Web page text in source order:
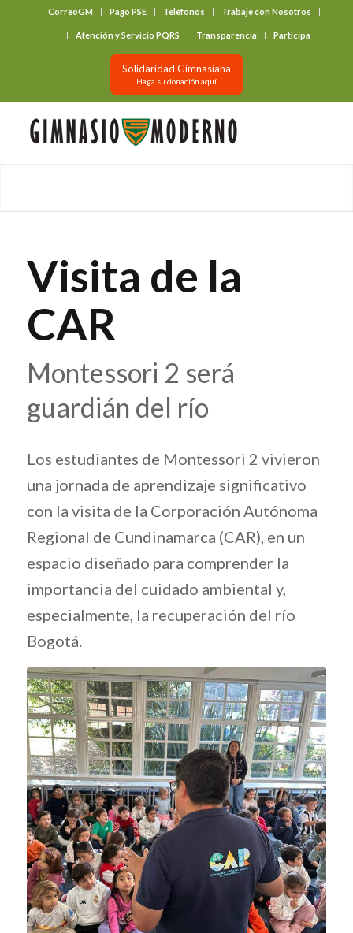
CorreoGM Pago PSE Teléfonos Trabaje con Nosotros
Atención y Servicio PQRS Transparencia Participa
Solidaridad Gimnasiana
Haga su donación aquí
Visita de la
CAR
Montessori 2 será
guardián del río
Los estudiantes de Montessori 2 vivieron
una jornada de aprendizaje significativo
con la visita de la Corporación Autónoma
Regional de Cundinamarca (CAR), en un
espacio diseñado para comprender la
importancia del cuidado ambiental y,
especialmente, la recuperación del río
Bogotá.